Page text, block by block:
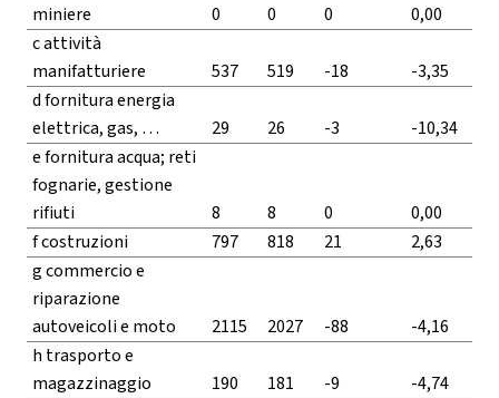
miniere
0 0 0
0,00
c attività
manifatturiere
537 519 -18
-3,35
d fornitura energia
elettrica, gas, …
29 26 -3
-10,34
e fornitura acqua; reti
fognarie, gestione
rifiuti
8 8 0
0,00
f costruzioni
797 818 21
2,63
g commercio e
riparazione
autoveicoli e moto
2115 2027 -88
-4,16
h trasporto e
magazzinaggio
190 181 -9
-4,74